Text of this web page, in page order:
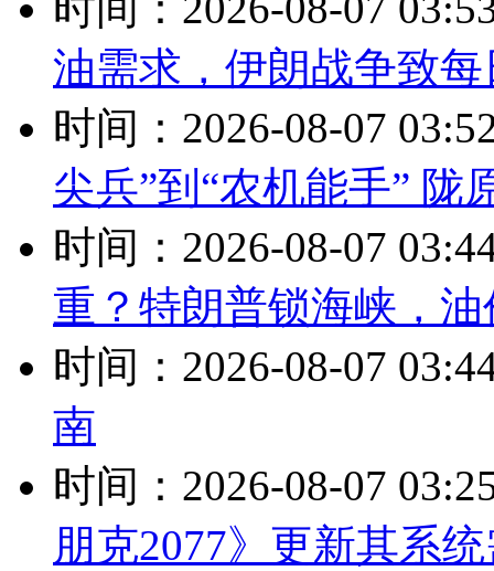
油需求，伊朗战争致
时间：2026-08-07
尖兵”到“农机能手” 陇
时间：2026-08-07
重？特朗普锁海峡，
时间：2026-08-07
南
时间：2026-08-07
朋克2077》更新其系